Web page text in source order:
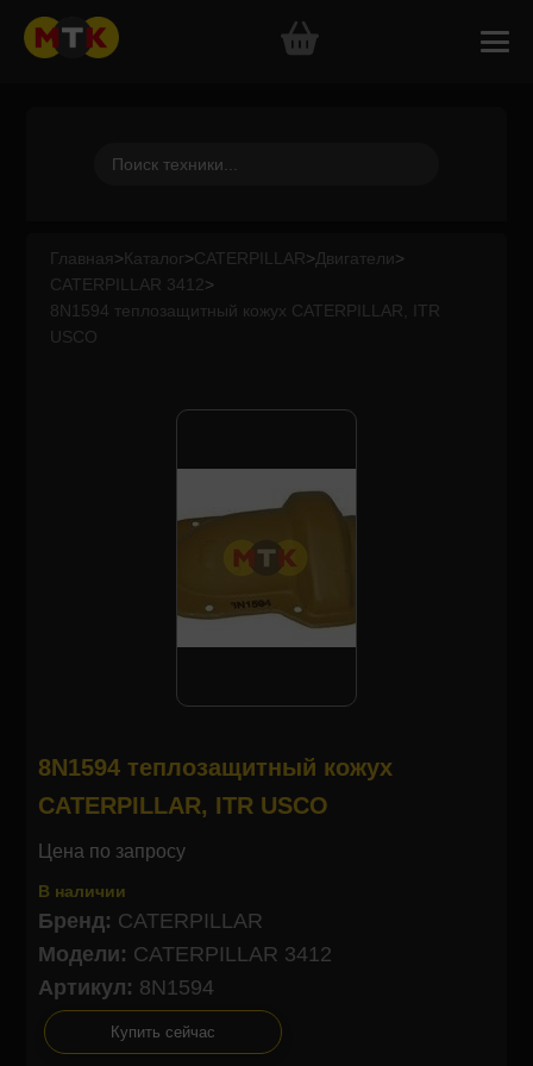
Главная>Каталог>CATERPILLAR>Двигатели>
CATERPILLAR 3412>
8N1594 теплозащитный кожух CATERPILLAR, ITR
USCO
8N1594 теплозащитный кожух
CATERPILLAR, ITR USCO
Цена по запросу
В наличии
Бренд: CATERPILLAR
Модели: CATERPILLAR 3412
Артикул: 8N1594
Купить сейчас